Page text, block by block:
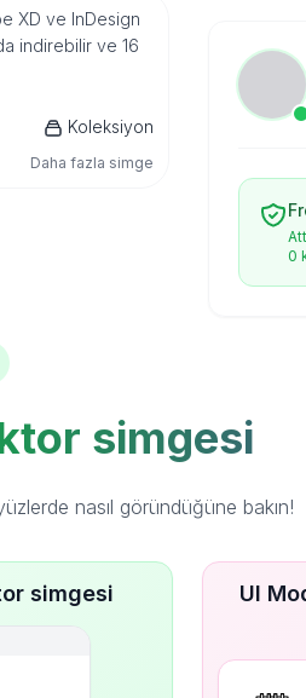
XD ve InDesign
indirebilir ve 16
Koleksiyon
Daha fazla simge
0
simgesi
nasıl göründüğüne bakın!
simgesi
UI